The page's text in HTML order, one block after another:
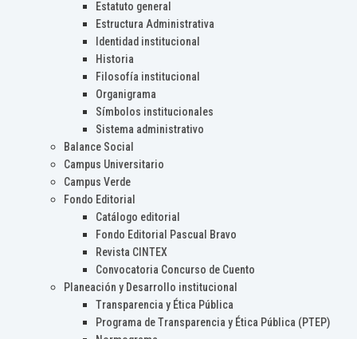
Estatuto general
Estructura Administrativa
Identidad institucional
Historia
Filosofía institucional
Organigrama
Símbolos institucionales
Sistema administrativo
Balance Social
Campus Universitario
Campus Verde
Fondo Editorial
Catálogo editorial
Fondo Editorial Pascual Bravo
Revista CINTEX
Convocatoria Concurso de Cuento
Planeación y Desarrollo institucional
Transparencia y Ética Pública
Programa de Transparencia y Ética Pública (PTEP)